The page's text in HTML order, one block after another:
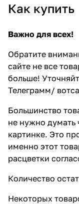
Как купить
Важно для всех!
Обратите
сайте не все
больше!
Телеграмм/
Большинство
не нужно думать
картинке. Это
именно этот
расцветки
Количество
Некоторых